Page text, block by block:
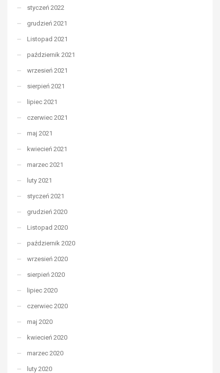
styczeń 2022
grudzień 2021
Listopad 2021
październik 2021
wrzesień 2021
sierpień 2021
lipiec 2021
czerwiec 2021
maj 2021
kwiecień 2021
marzec 2021
luty 2021
styczeń 2021
grudzień 2020
Listopad 2020
październik 2020
wrzesień 2020
sierpień 2020
lipiec 2020
czerwiec 2020
maj 2020
kwiecień 2020
marzec 2020
luty 2020